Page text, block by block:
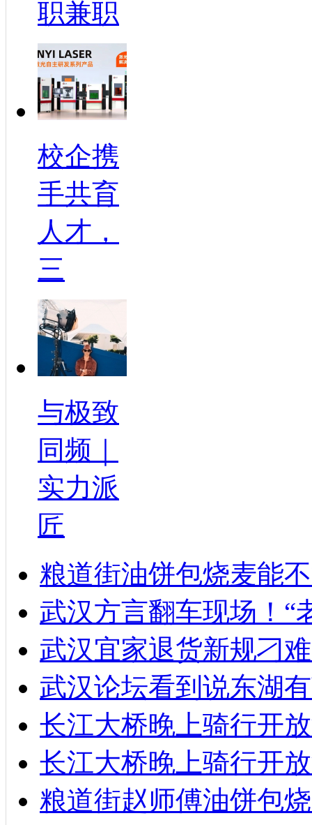
职兼职
校企携
手共育
人才，
三
与极致
同频｜
实力派
匠
粮道街油饼包烧麦能
武汉方言翻车现场！“
武汉宜家退货新规刁
武汉论坛看到说东湖
长江大桥晚上骑行开
长江大桥晚上骑行开
粮道街赵师傅油饼包